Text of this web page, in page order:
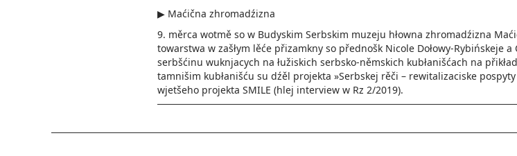
▶ Maćična zhromadźizna
9. měrca wotmě so w Budyskim Serbskim muzeju hłowna zhromadźizna
towarstwa w zašłym lěće přizam­kny so přednošk Nicole Dołowy-Rybińskeje
serbšćinu wuknjacych na łužiskich serbsko-němskich kubłanišćach na
tamnišim kubłanišću su dźěl projekta »Serbskej rěči – rewitalizaciske
wjetšeho projekta SMILE (hlej interview w Rz 2/2019).